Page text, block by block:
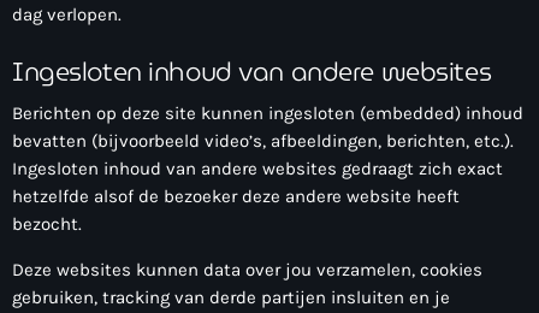
dag verlopen.
Ingesloten inhoud van andere websites
Berichten op deze site kunnen ingesloten (embedded) inhoud
bevatten (bijvoorbeeld video’s, afbeeldingen, berichten, etc.).
Ingesloten inhoud van andere websites gedraagt zich exact
hetzelfde alsof de bezoeker deze andere website heeft
bezocht.
Deze websites kunnen data over jou verzamelen, cookies
gebruiken, tracking van derde partijen insluiten en je